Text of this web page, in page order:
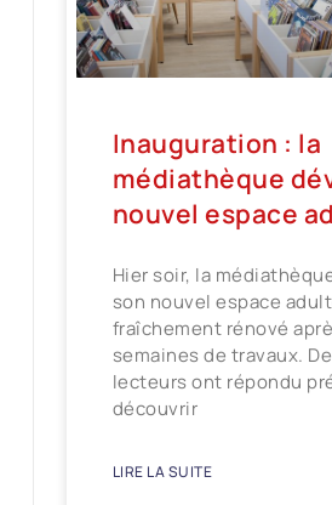
Inauguration : la
médiathèque
nouvel espace
Hier soir, la
son nouvel espace
fraîchement rénové
semaines de travaux.
lecteurs ont répondu
découvrir
LIRE LA SUITE